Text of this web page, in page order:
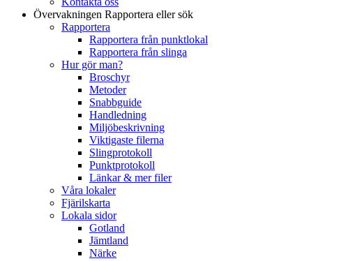
Övervakningen Rapportera eller sök
Rapportera
Rapportera från punktlokal
Rapportera från slinga
Hur gör man?
Broschyr
Metoder
Snabbguide
Handledning
Miljöbeskrivning
Viktigaste filerna
Slingprotokoll
Punktprotokoll
Länkar & mer filer
Våra lokaler
Fjärilskarta
Lokala sidor
Gotland
Jämtland
Närke